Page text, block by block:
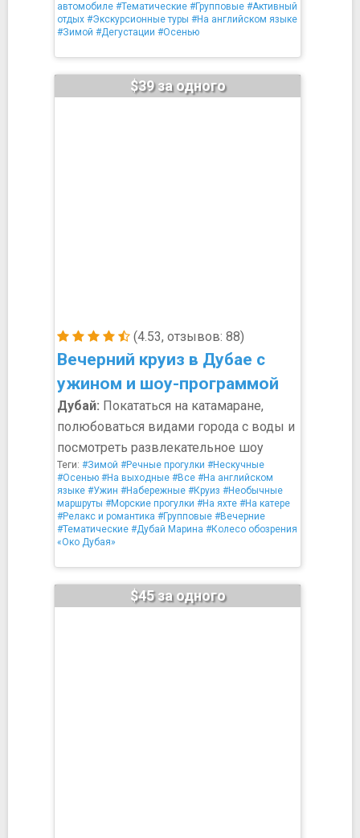
автомобиле #Тематические #Групповые #Активный
отдых #Экскурсионные туры #На английском языке
#Зимой #Дегустации #Осенью
(4.53, отзывов: 88)
Вечерний круиз в Дубае с
ужином и шоу-программой
$39 за одного
Дубай: Покататься на катамаране,
полюбоваться видами города с воды и
посмотреть развлекательное шоу
Теги: #Зимой #Речные прогулки #Нескучные
#Осенью #На выходные #Все #На английском
языке #Ужин #Набережные #Круиз #Необычные
маршруты #Морские прогулки #На яхте #На катере
#Релакс и романтика #Групповые #Вечерние
#Тематические #Дубай Марина #Колесо обозрения
«Око Дубая»
$45 за одного